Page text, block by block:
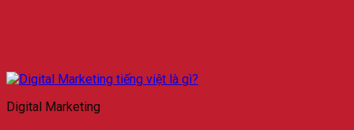
Digital Marketing